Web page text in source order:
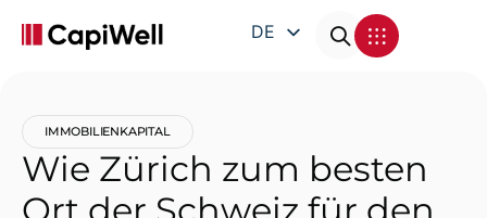
DE
IMMOBILIENKAPITAL
Wie Zürich zum besten